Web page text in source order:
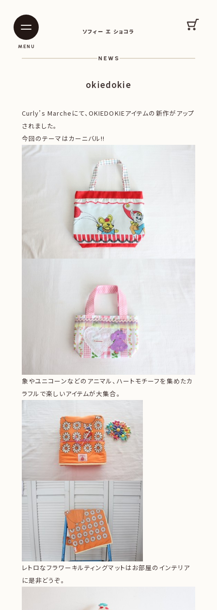
ソフィー エ ショコラ
MENU
カー
NEWS
okiedokie
Curly’s Marcheにて、OKIEDOKIEアイテムの新作がアップ
されました。
今回のテーマはカーニバル!!
象やユニコーンなどのアニマル、ハートモチーフを集めたカ
ラフルで楽しいアイテムが大集合。
レトロなフラワーキルティングマットはお部屋のインテリア
に是非どうぞ。